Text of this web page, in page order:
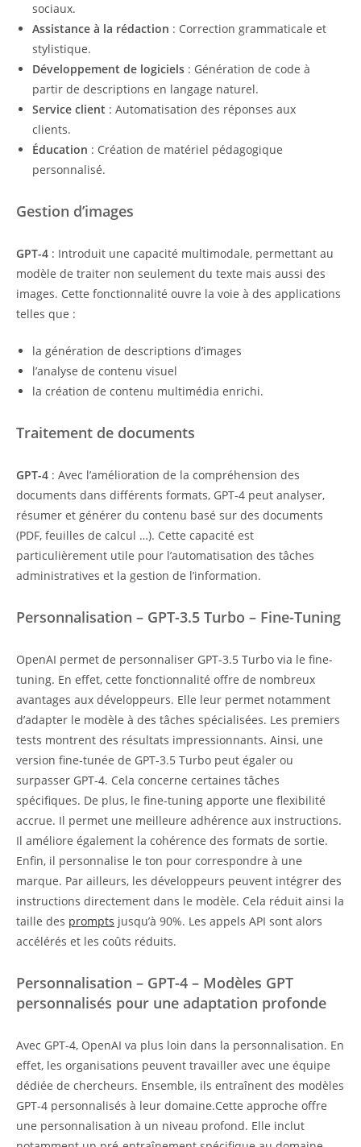
sociaux.
Assistance à la rédaction : Correction grammaticale et
stylistique.
Développement de logiciels : Génération de code à
partir de descriptions en langage naturel.
Service client : Automatisation des réponses aux
clients.
Éducation : Création de matériel pédagogique
personnalisé.
Gestion d’images
GPT-4 : Introduit une capacité multimodale, permettant au
modèle de traiter non seulement du texte mais aussi des
images. Cette fonctionnalité ouvre la voie à des applications
telles que :
la génération de descriptions d’images
l’analyse de contenu visuel
la création de contenu multimédia enrichi.
Traitement de documents
GPT-4 : Avec l’amélioration de la compréhension des
documents dans différents formats, GPT-4 peut analyser,
résumer et générer du contenu basé sur des documents
(PDF, feuilles de calcul …). Cette capacité est
particulièrement utile pour l’automatisation des tâches
administratives et la gestion de l’information.
Personnalisation – GPT-3.5 Turbo – Fine-Tuning
OpenAI permet de personnaliser GPT-3.5 Turbo via le fine-
tuning. En effet, cette fonctionnalité offre de nombreux
avantages aux développeurs. Elle leur permet notamment
d’adapter le modèle à des tâches spécialisées. Les premiers
tests montrent des résultats impressionnants. Ainsi, une
version fine-tunée de GPT-3.5 Turbo peut égaler ou
surpasser GPT-4. Cela concerne certaines tâches
spécifiques. De plus, le fine-tuning apporte une flexibilité
accrue. Il permet une meilleure adhérence aux instructions.
Il améliore également la cohérence des formats de sortie.
Enfin, il personnalise le ton pour correspondre à une
marque. Par ailleurs, les développeurs peuvent intégrer des
instructions directement dans le modèle. Cela réduit ainsi la
taille des prompts jusqu’à 90%. Les appels API sont alors
accélérés et les coûts réduits.
Personnalisation – GPT-4 – Modèles GPT
personnalisés pour une adaptation profonde
Avec GPT-4, OpenAI va plus loin dans la personnalisation. En
effet, les organisations peuvent travailler avec une équipe
dédiée de chercheurs. Ensemble, ils entraînent des modèles
GPT-4 personnalisés à leur domaine.Cette approche offre
une personnalisation à un niveau profond. Elle inclut